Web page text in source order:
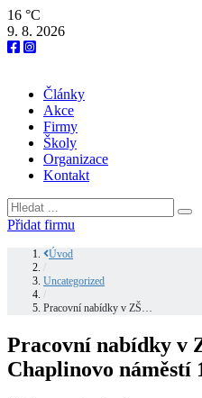
16 °C
9. 8. 2026
Články
Akce
Firmy
Školy
Organizace
Kontakt
Přidat firmu
Úvod
Uncategorized
Pracovní nabídky v ZŠ…
Pracovní nabídky v
Chaplinovo náměstí